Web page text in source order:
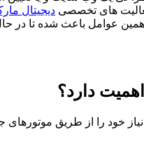
های تخصصی دیجیتال
عوامل باعث شده تا در
دارد؟
خود را از طریق